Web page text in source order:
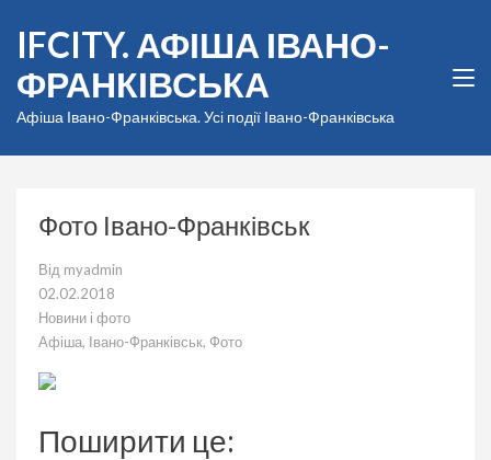
вмісту
(натисніть
Enter)
IFCITY. АФІША ІВАНО-
ФРАНКІВСЬКА
Афіша Івано-Франківська. Усі події Івано-Франківська
Фото Івано-Франківськ
Від myadmin
02.02.2018
Новини і фото
Афіша, Івано-Франківськ, Фото
Поширити це: